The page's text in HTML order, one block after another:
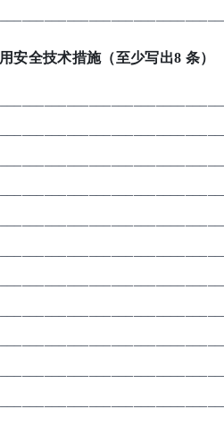
安全技术措施（至少写出8 条）